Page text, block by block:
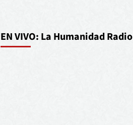
EN VIVO: La Humanidad Radio